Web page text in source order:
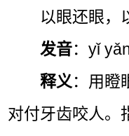
以眼还眼，
发音：yǐ
释义 ：用瞪
对付牙齿咬人。